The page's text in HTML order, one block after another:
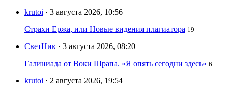
krutoi · 3 августа 2026, 10:56
Страхи Ержа, или Новые видения плагиатора 19
СветНик · 3 августа 2026, 08:20
Галиниада от Воки Шрапа. «Я опять сегодни здесь» 6
krutoi · 2 августа 2026, 19:54